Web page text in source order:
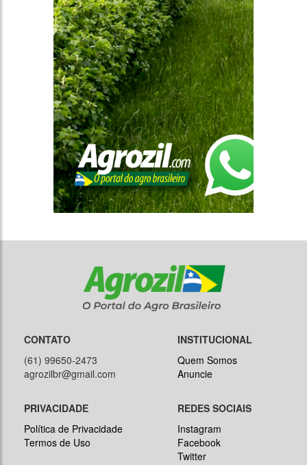
CONTATO
(61) 99650-2473
agrozilbr@gmail.com
INSTITUCIONAL
Quem Somos
Anuncie
PRIVACIDADE
Política de Privacidade
Termos de Uso
REDES SOCIAIS
Instagram
Facebook
Twitter